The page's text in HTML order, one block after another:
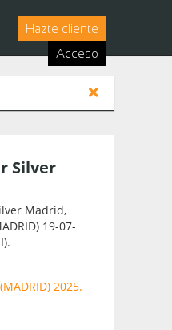
Hazte cliente
Acceso
Silver
Madrid,
19-07-
2025.